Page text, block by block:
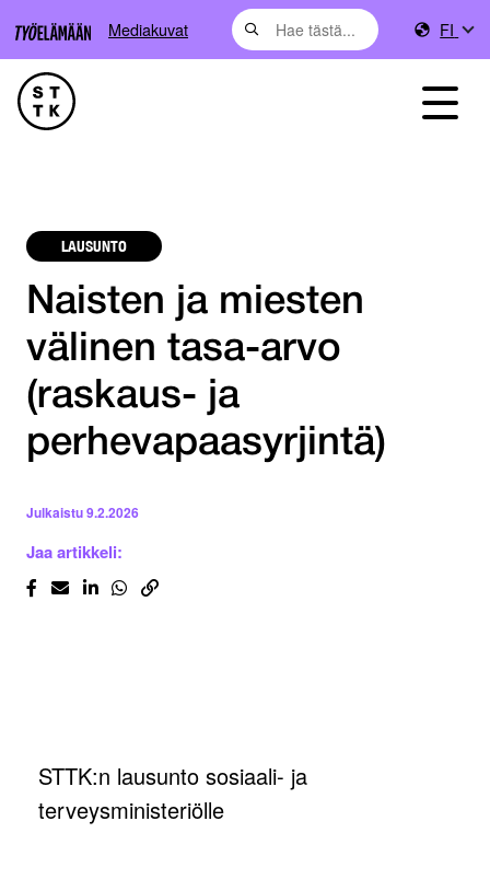
Mediakuvat FI
LAUSUNTO
Naisten ja miesten
välinen tasa-arvo
(raskaus- ja
perhevapaasyrjintä)
Julkaistu9.2.2026
Jaa artikkeli:
STTK:n lausunto sosiaali- ja
terveysministeriölle